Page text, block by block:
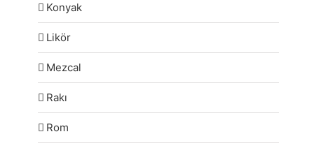
Konyak
Likör
Mezcal
Rakı
Rom